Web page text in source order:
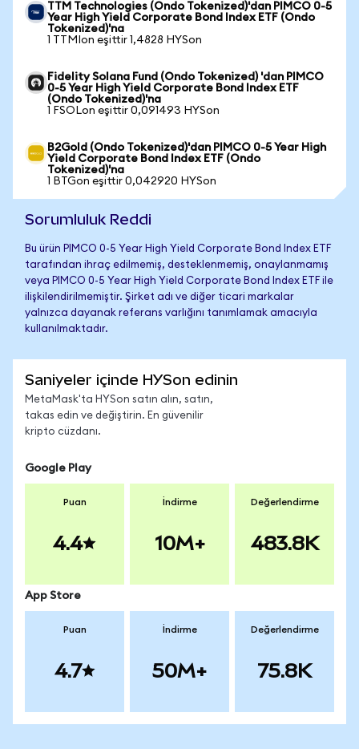
TTM Technologies (Ondo Tokenized)'dan PIMCO 0-5
Year High Yield Corporate Bond Index ETF (Ondo
Tokenized)'na
1 TTMIon eşittir 1,4828 HYSon
Fidelity Solana Fund (Ondo Tokenized) 'dan PIMCO
0-5 Year High Yield Corporate Bond Index ETF
(Ondo Tokenized)'na
1 FSOLon eşittir 0,091493 HYSon
B2Gold (Ondo Tokenized)'dan PIMCO 0-5 Year High
Yield Corporate Bond Index ETF (Ondo
Tokenized)'na
1 BTGon eşittir 0,042920 HYSon
Sorumluluk Reddi
Bu ürün PIMCO 0-5 Year High Yield Corporate Bond Index ETF
tarafından ihraç edilmemiş, desteklenmemiş, onaylanmamış
veya PIMCO 0-5 Year High Yield Corporate Bond Index ETF ile
ilişkilendirilmemiştir. Şirket adı ve diğer ticari markalar
yalnızca dayanak referans varlığını tanımlamak amacıyla
kullanılmaktadır.
Saniyeler içinde HYSon edinin
MetaMask'ta HYSon satın alın, satın,
takas edin ve değiştirin. En güvenilir
kripto cüzdanı.
Google Play
Puan
4.4
İndirme
10M+
Değerlendirme
483.8K
App Store
Puan
4.7
İndirme
50M+
Değerlendirme
75.8K